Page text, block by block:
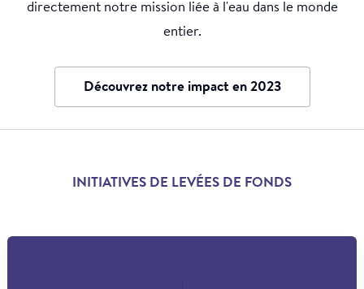
directement notre mission liée à l'eau dans le monde
entier.
Découvrez notre impact en 2023
INITIATIVES DE LEVÉES DE FONDS